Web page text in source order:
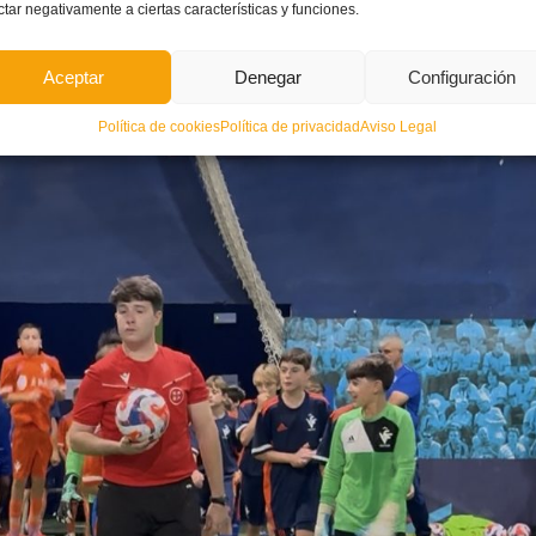
negativamente a ciertas características y funciones.
Aceptar Denegar Configuración
Política de cookiesPolítica de privacidadAviso Legal